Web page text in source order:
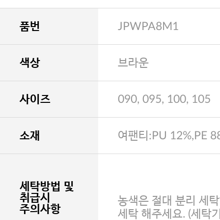
품번 JPWPA8M1
색상 브라운
사이즈 090, 095, 100, 105
소재 여팬티:PU 12%,PE
세탁방법 및
취급시
주의사항
농색은 절대 분리 세
세탁 해주세요. (세탁